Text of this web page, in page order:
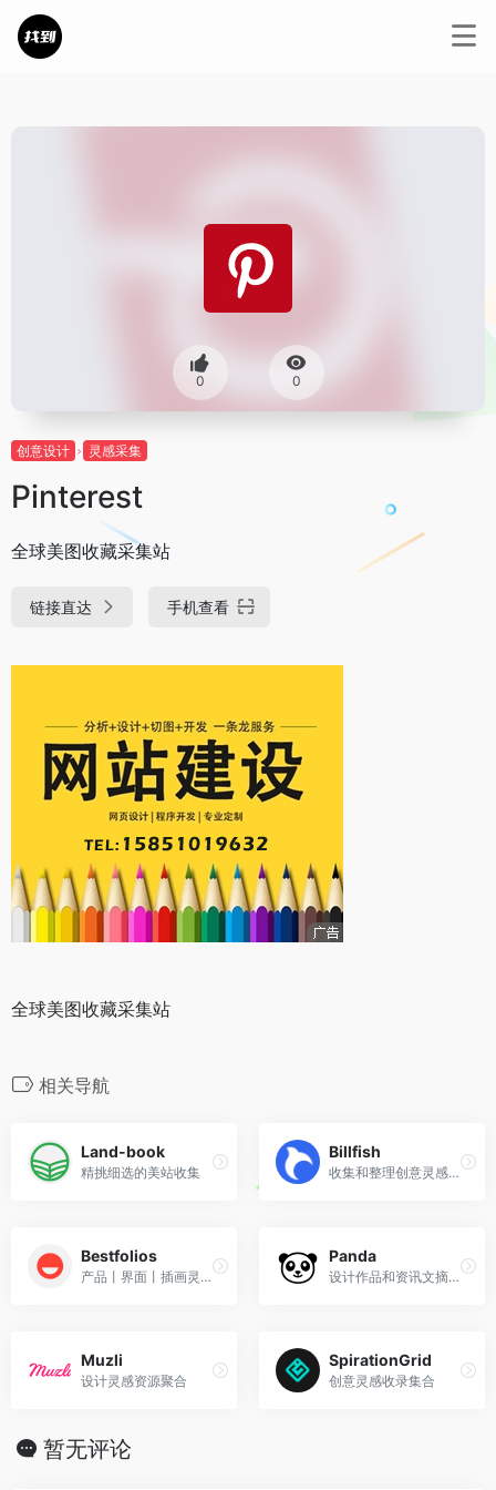
0 0
创意设计 灵感采集
Pinterest
全球美图收藏采集站
链接直达 手机查看
全球美图收藏采集站
相关导航
Land-book
精挑细选的美站收集
Billfish
收集和整理创意灵感的素材管理工具
Bestfolios
产品丨界面丨插画灵感设计画廊
Panda
设计作品和资讯文摘订阅平台
Muzli
设计灵感资源聚合
SpirationGrid
创意灵感收录集合
暂无评论